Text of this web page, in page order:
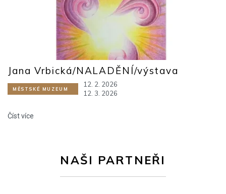
MĚSTSKÉ MUZEUM
12. 2. 2026
12. 3. 2026
Jana Vrbická/NALADĚNÍ/výstava
Číst více
NAŠI PARTNEŘI